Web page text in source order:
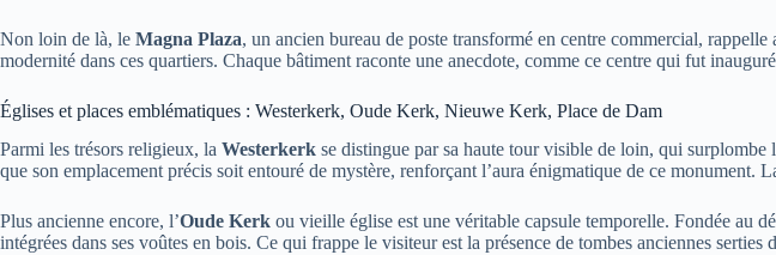
Non loin de là, le Magna Plaza, un ancien bureau de poste transformé en centre commercial,
modernité dans ces quartiers. Chaque bâtiment raconte une anecdote, comme ce centre qui fut
Églises et places emblématiques : Westerkerk, Oude Kerk, Nieuwe Kerk, Place de Dam
Parmi les trésors religieux, la Westerkerk se distingue par sa haute tour visible de loin, qui
que son emplacement précis soit entouré de mystère, renforçant l’aura énigmatique de ce monument.
Plus ancienne encore, l’Oude Kerk ou vieille église est une véritable capsule temporelle. Fondée au
intégrées dans ses voûtes en bois. Ce qui frappe le visiteur est la présence de tombes anciennes